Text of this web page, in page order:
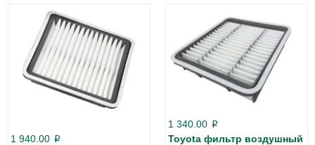
1 940.00 p
1 340.00 p
Toyota фильтр воздушный